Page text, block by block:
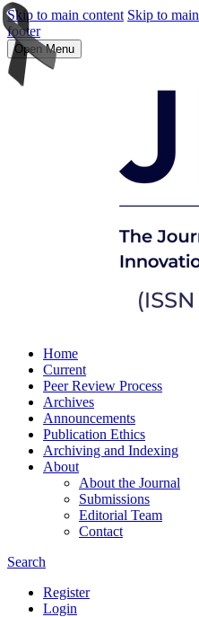
Skip to main content Skip to
footer
Open Menu
Home
Current
Peer Review Process
Archives
Announcements
Publication Ethics
Archiving and Indexing
About
About the Journal
Submissions
Editorial Team
Contact
Search
Register
Login